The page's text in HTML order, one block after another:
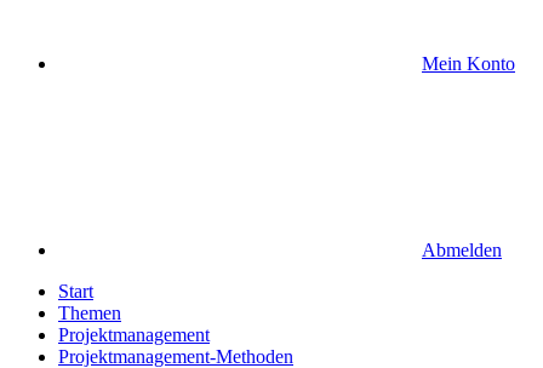
Mein Konto
Abmelden
Start
Themen
Projektmanagement
Projektmanagement-Methoden